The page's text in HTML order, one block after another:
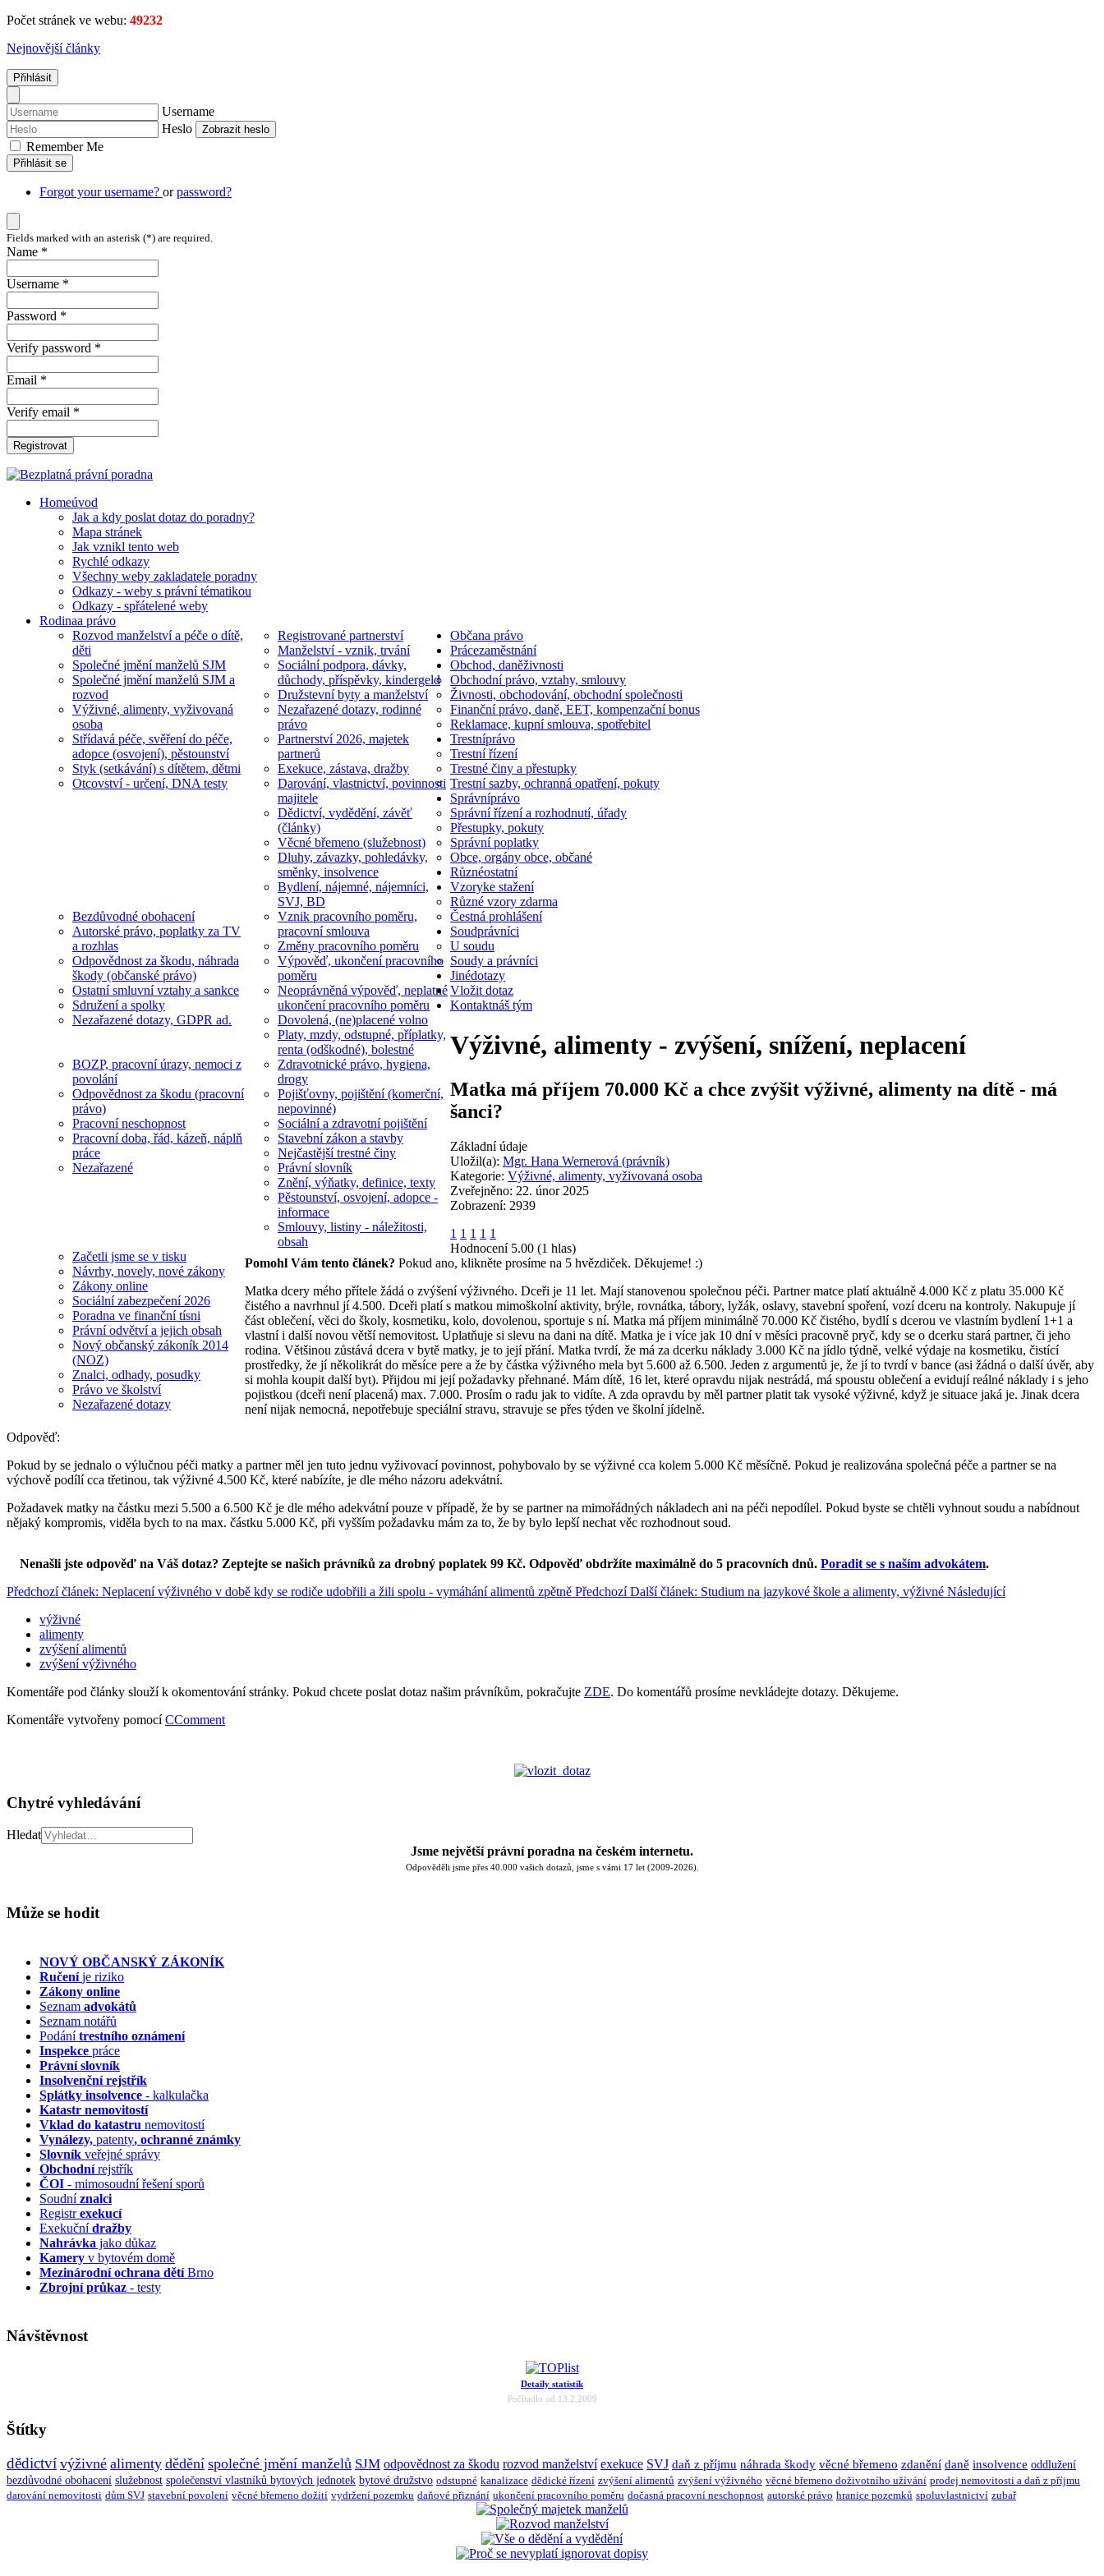
Počet stránek ve webu: 49232
Nejnovější články
Přihlásit
Username
Heslo
Zobrazit heslo
Remember Me
Přihlásit se
Forgot your username? orpassword?
Fields marked with an asterisk (*) are required.
Name *
Username *
Password *
Verify password *
Email *
Verify email *
Registrovat
Homeúvod
Jak a kdy poslat dotaz do poradny?
Mapa stránek
Jak vznikl tento web
Rychlé odkazy
Všechny weby zakladatele poradny
Odkazy - weby s právní tématikou
Odkazy - spřátelené weby
Rodinaa právo
Rozvod manželství a péče o dítě,
děti
Společné jmění manželů SJM
Společné jmění manželů SJM a
rozvod
Výživné, alimenty, vyživovaná
osoba
Střídavá péče, svěření do péče,
adopce (osvojení), pěstounství
Styk (setkávání) s dítětem, dětmi
Otcovství - určení, DNA testy
Registrované partnerství
Manželství - vznik, trvání
Sociální podpora, dávky,
důchody, příspěvky, kindergeld
Družstevní byty a manželství
Nezařazené dotazy, rodinné
právo
Partnerství 2026, majetek
partnerů
Občana právo
Exekuce, zástava, dražby
Darování, vlastnictví, povinnosti
majitele
Dědictví, vydědění, závěť
(články)
Věcné břemeno (služebnost)
Dluhy, závazky, pohledávky,
směnky, insolvence
Bydlení, nájemné, nájemníci,
SVJ, BD
Bezdůvodné obohacení
Autorské právo, poplatky za TV
a rozhlas
Odpovědnost za škodu, náhrada
škody (občanské právo)
Ostatní smluvní vztahy a sankce
Sdružení a spolky
Nezařazené dotazy, GDPR ad.
Prácezaměstnání
Vznik pracovního poměru,
pracovní smlouva
Změny pracovního poměru
Výpověď, ukončení pracovního
poměru
Neoprávněná výpověď, neplatné
ukončení pracovního poměru
Dovolená, (ne)placené volno
Platy, mzdy, odstupné, příplatky,
renta (odškodné), bolestné
BOZP, pracovní úrazy, nemoci z
povolání
Odpovědnost za škodu (pracovní
právo)
Pracovní neschopnost
Pracovní doba, řád, kázeň, náplň
práce
Nezařazené
Obchod, daněživnosti
Obchodní právo, vztahy, smlouvy
Živnosti, obchodování, obchodní společnosti
Finanční právo, daně, EET, kompenzační bonus
Reklamace, kupní smlouva, spotřebitel
Trestníprávo
Trestní řízení
Trestné činy a přestupky
Trestní sazby, ochranná opatření, pokuty
Správníprávo
Správní řízení a rozhodnutí, úřady
Přestupky, pokuty
Správní poplatky
Obce, orgány obce, občané
Různéostatní
Zdravotnické právo, hygiena,
drogy
Pojišťovny, pojištění (komerční,
nepovinné)
Sociální a zdravotní pojištění
Stavební zákon a stavby
Nejčastější trestné činy
Právní slovník
Znění, výňatky, definice, texty
Pěstounství, osvojení, adopce -
informace
Smlouvy, listiny - náležitosti,
obsah
Začetli jsme se v tisku
Návrhy, novely, nové zákony
Zákony online
Sociální zabezpečení 2026
Poradna ve finanční tísni
Právní odvětví a jejich obsah
Nový občanský zákoník 2014
(NOZ)
Znalci, odhady, posudky
Právo ve školství
Nezařazené dotazy
Vzoryke stažení
Různé vzory zdarma
Čestná prohlášení
Soudprávníci
U soudu
Soudy a právníci
Jinédotazy
Vložit dotaz
Kontaktnáš tým
Výživné, alimenty - zvýšení, snížení, neplacení
Matka má příjem 70.000 Kč a chce zvýšit výživné, alimenty na dítě - má
šanci?
Základní údaje
Uložil(a): Mgr. Hana Wernerová (právník)
Kategorie: Výživné, alimenty, vyživovaná osoba
Zveřejněno: 22. únor 2025
Zobrazení: 2939
1 1 1 1 1
Hodnocení 5.00 (1 hlas)
Pomohl Vám tento článek? Pokud ano, klikněte prosíme na 5 hvězdiček. Děkujeme! :)
Matka dcery mého přítele žádá o zvýšení výživného. Dceři je 11 let. Mají stanovenou společnou péči. Partner matce platí aktuálně 4.000 Kč z platu 35.000 Kč
čistého a navrhnul jí 4.500. Dceři platí s matkou mimoškolní aktivity, brýle, rovnátka, tábory, lyžák, oslavy, stavební spoření, vozí dceru na kontroly. Nakupuje jí
část oblečení, věci do školy, kosmetiku, kolo, dovolenou, sportuje s ní. Matka má příjem minimálně 70.000 Kč čistého, bydlí s dcerou ve vlastním bydlení 1+1 a
vlastní i další novou větší nemovitost. Uplatňuje si slevu na dani na dítě. Matka je i více jak 10 dní v měsíci pracovně pryč, kdy se o dcerku stará partner, či jeho
rodina. Většinou zůstává dcera v bytě matky, je to její přání. Matka tvrdí, že má za dcerku náklady 3.000 Kč na jídlo týdně, velké výdaje na kosmetiku, čistící
prostředky, že jí několikrát do měsíce pere a že by částka výživného mela byt 5.600 až 6.500. Jeden z argumentů je, že jí to tvrdí v bance (asi žádná o další úvěr, aby
si mohla koupit další byt). Přijdou mi její požadavky přehnané. Mám dítě, 16 let, které opravdu nijak nestrádá, má spoustu oblečení a evidují reálné náklady i s jeho
pojistkou (dceři není placená) max. 7.000. Prosím o radu jak to vidíte. A zda opravdu by měl partner platit tak vysoké výživné, když je situace jaká je. Jinak dcera
není nijak nemocná, nepotřebuje speciální stravu, stravuje se přes týden ve školní jídelně.
Odpověď:
Pokud by se jednalo o výlučnou péči matky a partner měl jen tuto jednu vyživovací povinnost, pohybovalo by se výživné cca kolem 5.000 Kč měsíčně. Pokud je realizována společná péče a partner se na
výchově podílí cca třetinou, tak výživné 4.500 Kč, které nabízíte, je dle mého názoru adekvátní.
Požadavek matky na částku mezi 5.500 a 6.500 Kč je dle mého adekvátní pouze v případě, že by se partner na mimořádných nákladech ani na péči nepodílel. Pokud byste se chtěli vyhnout soudu a nabídnout
nějaký kompromis, viděla bych to na max. částku 5.000 Kč, při vyšším požadavku mám za to, že by bylo lepší nechat věc rozhodnout soud.
Nenašli jste odpověď na Váš dotaz? Zeptejte se našich právníků za drobný poplatek 99 Kč. Odpověď obdržíte maximálně do 5 pracovních dnů. Poradit se s naším advokátem.
Předchozí článek: Neplacení výživného v době kdy se rodiče udobřili a žili spolu - vymáhání alimentů zpětně Předchozí Další článek: Studium na jazykové škole a alimenty, výživné Následující
výživné
alimenty
zvýšení alimentů
zvýšení výživného
Komentáře pod články slouží k okomentování stránky. Pokud chcete poslat dotaz našim právníkům, pokračujte ZDE. Do komentářů prosíme nevkládejte dotazy. Děkujeme.
Komentáře vytvořeny pomocíCComment
Chytré vyhledávání
Hledat
Jsme největší právní poradna na českém internetu.
Odpověděli jsme přes 40.000 vašich dotazů, jsme s vámi 17 let (2009-2026).
Může se hodit
NOVÝ OBČANSKÝ ZÁKONÍK
Ručeníje riziko
Zákony online
Seznam advokátů
Seznam notářů
Podánítrestního oznámení
Inspekce práce
Právní slovník
Insolvenčnírejstřík
Splátky insolvence - kalkulačka
Katastr nemovitostí
Vklad do katastru nemovitostí
Vynálezy, patenty, ochranné známky
Slovník veřejné správy
Obchodnírejstřík
ČOI - mimosoudní řešení sporů
Soudníznalci
Registrexekucí
Exekučnídražby
Nahrávka jako důkaz
Kamery v bytovém domě
Mezinárodní ochrana dětíBrno
Zbrojní průkaz - testy
Návštěvnost
Detaily statistik
Počítadlo od 13.2.2009
Štítky
dědictví výživné alimenty dědění společné jmění manželů SJM odpovědnost za škodu rozvod manželství exekuce SVJ daň z příjmu náhrada škody věcné břemeno zdanění daně insolvence oddlužení
bezdůvodné obohacení služebnost společenství vlastníků bytových jednotek bytové družstvo odstupné kanalizace dědické řízení zvýšení alimentů zvýšení výživného věcné břemeno doživotního užívání prodej nemovitosti a daň z příjmu
darování nemovitosti dům SVJ stavební povolení věcné břemeno dožití vydržení pozemku daňové přiznání ukončení pracovního poměru dočasná pracovní neschopnost autorské právo hranice pozemků spoluvlastnictví zubař